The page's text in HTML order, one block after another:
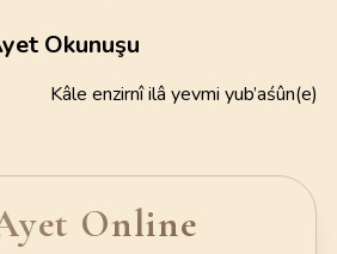
Okunuşu
Kâle enzirnî ilâ yevmi yub’aśûn(e)
Online